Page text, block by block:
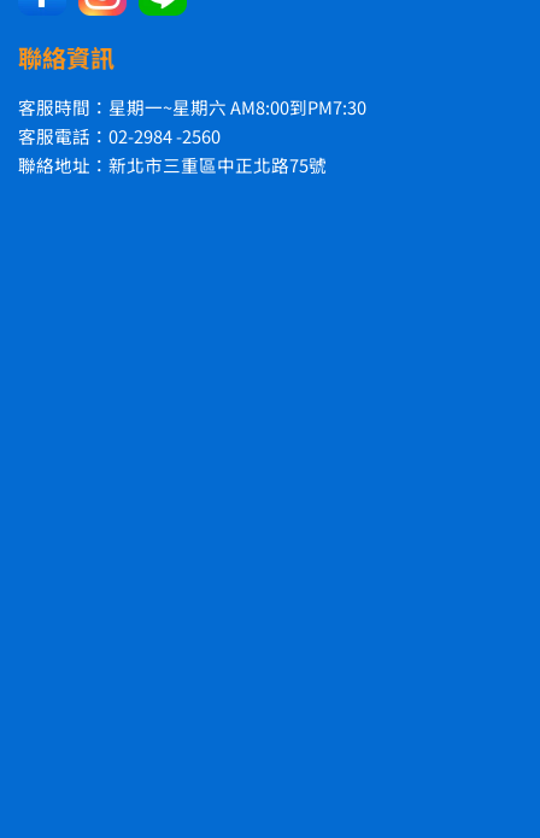
聯絡資訊
客服時間：星期一~星期六 AM8:00到PM7:30
客服電話：02-2984 -2560
聯絡地址：新北市三重區中正北路75號